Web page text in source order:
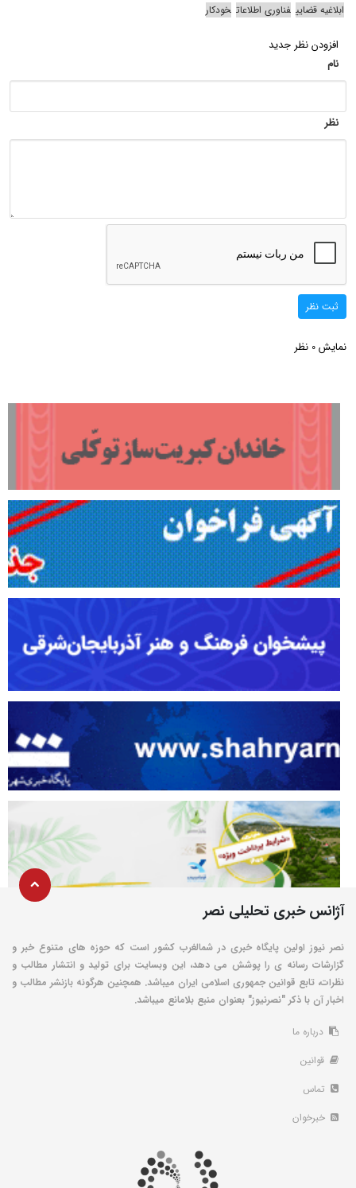
ابلاغیه قضایی فناوری اطلاعات خودکار
افزودن نظر جدید
نام
نظر
ثبت نظر
نمایش 0 نظر
آژانس خبری تحلیلی نصر
نصر نیوز اولین پایگاه خبری در شمالغرب کشور است که حوزه های متنوع خبر و
گزارشات رسانه ی را پوشش می دهد، این وبسایت برای تولید و انتشار مطالب و
نظرات، تابع قوانین جمهوری اسلامی ایران میباشد. همچنین هرگونه بازنشر مطالب و
اخبار آن با ذکر "نصرنیوز" بعنوان منبع بلامانع میباشد.
درباره ما
قوانین
تماس
خبرخوان